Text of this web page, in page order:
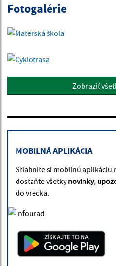
Fotogalérie
Zobraziť
MOBILNÁ APLIKÁCIA
Stiahnite si mobilnú aplikáciu
dostaňte všetkynovinky,
do vrecka.